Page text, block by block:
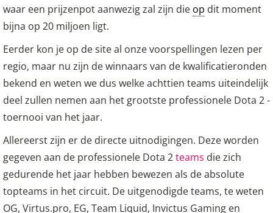
waar een prijzenpot aanwezig zal zijn die op dit moment
bijna op 20 miljoen ligt.
Eerder kon je op de site al onze voorspellingen lezen per
regio, maar nu zijn de winnaars van de kwalificatieronden
bekend en weten we dus welke achttien teams uiteindelijk
deel zullen nemen aan het grootste professionele Dota 2 -
toernooi van het jaar.
Allereerst zijn er de directe uitnodigingen. Deze worden
gegeven aan de professionele Dota 2teams die zich
gedurende het jaar hebben bewezen als de absolute
topteams in het circuit. De uitgenodigde teams, te weten
OG, Virtus.pro, EG, Team Liquid, Invictus Gaming en